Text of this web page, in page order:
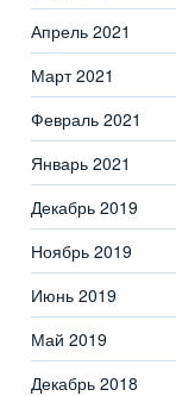
Апрель 2021
Март 2021
Февраль 2021
Январь 2021
Декабрь 2019
Ноябрь 2019
Июнь 2019
Май 2019
Декабрь 2018